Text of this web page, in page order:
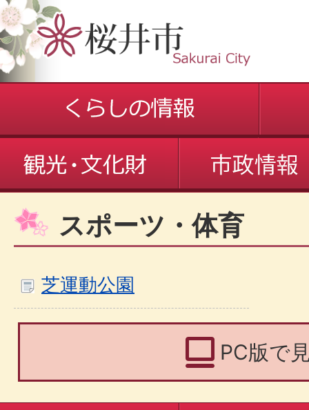
スポーツ・体育
芝運動公園
PC版で